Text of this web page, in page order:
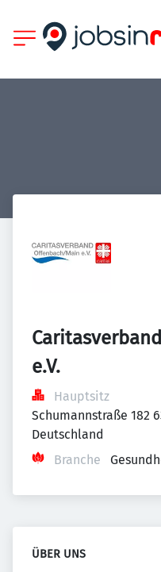
e.V.
Hauptsitz
Schumannstraße 182
Deutschland
Branche
ÜBER UNS